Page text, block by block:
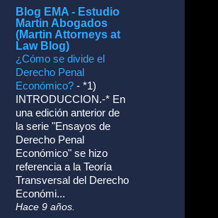
Blog EMA - Estudio
Martin Abogados
(Martin Attorneys at
Law Blog)
¿Cómo se divide el
Derecho Penal
Económico? - *1)
INTRODUCCION.-* En
una edición anterior de
la serie "Ensayos de
Derecho Penal
Económico" se hizo
referencia a la Teoría
Transversal del Derecho
Económi...
Hace 9 años.